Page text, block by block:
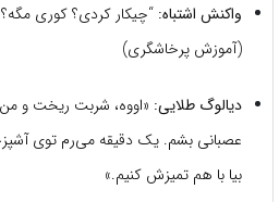
واکنش اشتباه: “چیکار کردی؟ کوری
(آموزش پرخاشگری)
دیالوگ طلایی: «اووه، شربت ریخت و
عصبانی بشم. یک دقیقه می‌رم توی
بیا با هم تمیزش کنیم.»